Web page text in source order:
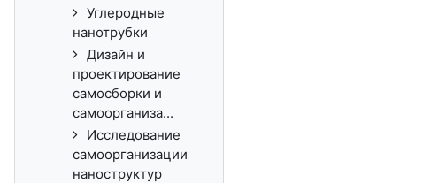
Углеродные
нанотрубки
Дизайн и
проектирование
самосборки и
самоорганиза...
Исследование
самоорганизации
наноструктур